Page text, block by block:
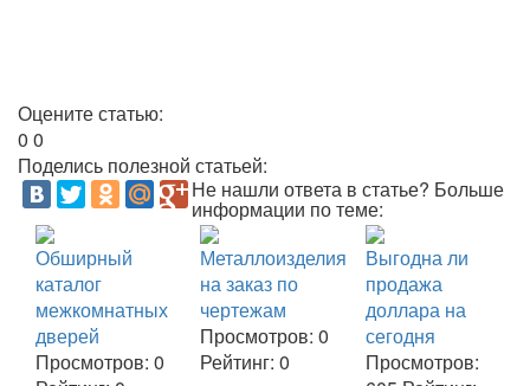
Оцените статью:
0 0
Поделись полезной статьей:
Не нашли ответа в статье? Больше
информации по теме:
Обширный
каталог
межкомнатных
дверей
Просмотров: 0
Металлоизделия
на заказ по
чертежам
Просмотров:0
Рейтинг:0
Выгодна ли
продажа
доллара на
сегодня
Просмотров: